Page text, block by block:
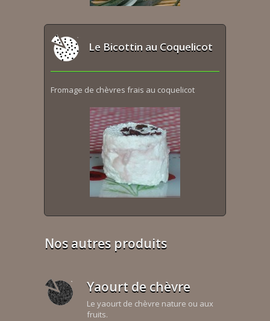
Le Bicottin au Coquelicot
Fromage de chèvres frais au coquelicot
Nos autres produits
Yaourt de chèvre
Le yaourt de chèvre nature ou aux
fruits.